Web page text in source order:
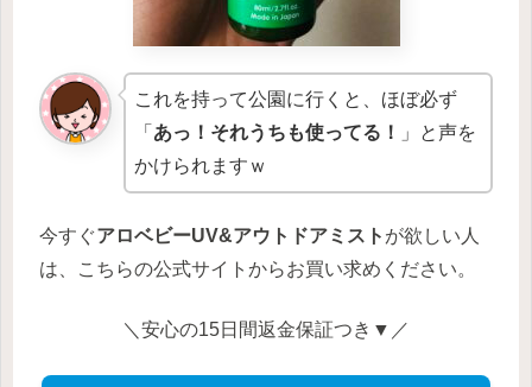
これを持って公園に行くと、ほぼ必ず
「 あっ！それうちも使ってる！
」と声を
かけられますｗ
今すぐアロベビーUV&アウトドアミスト が欲しい人
は、こちらの公式サイトからお買い求めください。
＼安心の15日間返金保証つき▼／